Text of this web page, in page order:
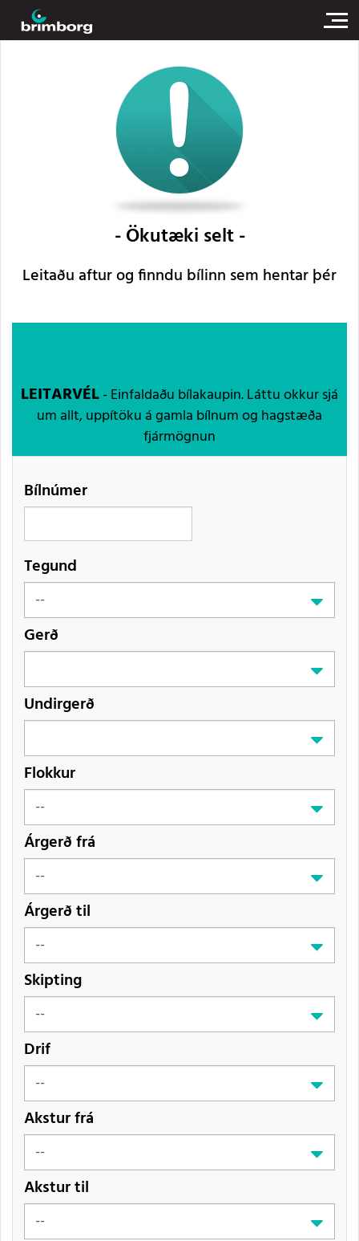
Ökutæki selt
Leitaðu aftur og finndu bílinn sem hentar þér
LEITARVÉL- Einfaldaðu bílakaupin. Láttu okkur sjá
um allt, uppítöku á gamla bílnum og hagstæða
fjármögnun
Bílnúmer
Tegund
Gerð
Undirgerð
Flokkur
Árgerð frá
Árgerð til
Skipting
Drif
Akstur frá
Akstur til